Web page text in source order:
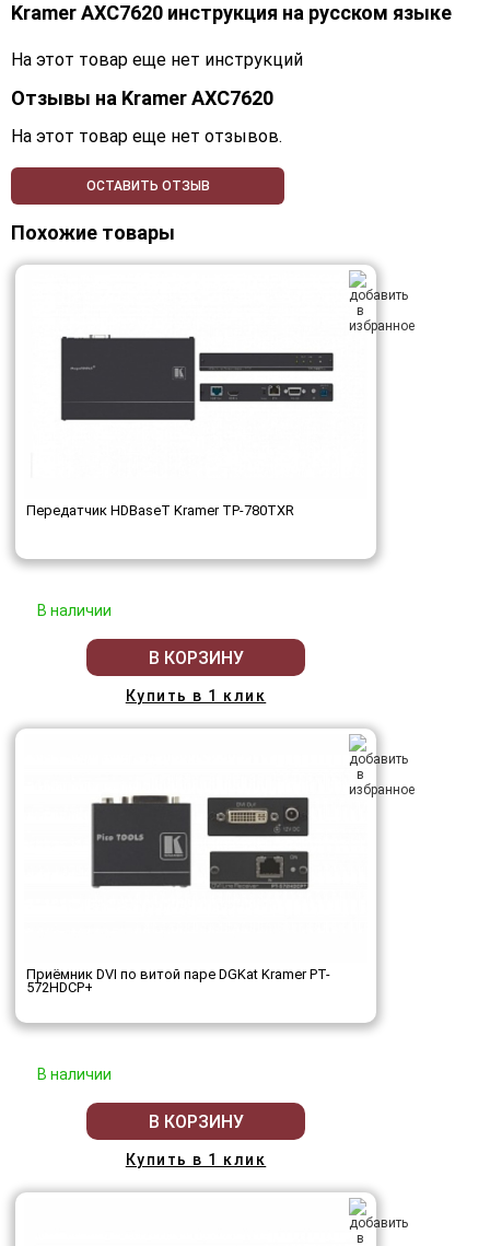
Kramer AXC7620 инструкция на русском языке
На этот товар еще нет инструкций
Отзывы на Kramer AXC7620
На этот товар еще нет отзывов.
ОСТАВИТЬ ОТЗЫВ
Похожие товары
Передатчик HDBaseT Kramer TP-780TXR
В наличии
В КОРЗИНУ
Купить в 1 клик
Приёмник DVI по витой паре DGKat Kramer PT-
572HDCP+
В наличии
В КОРЗИНУ
Купить в 1 клик